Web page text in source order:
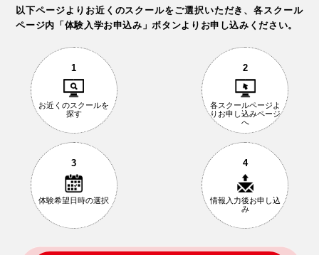
以下ページよりお近くのスクールをご選択いただき、各スクール
ページ内「体験入学お申込み」ボタンよりお申し込みください。
1
お近くのスクールを
探す
2
各スクールページ よ
りお申し込みページ
へ
3
体験希望日時の選択
4
情報入力後お申し込
み